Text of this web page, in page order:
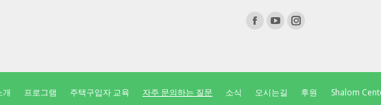
Find us on:
Facebook
new
YouTube
new
Instagram
new
개 프로그램 주택구입자 교육 자주 문의하는 질문 소식 오시는길 후원 Shalom